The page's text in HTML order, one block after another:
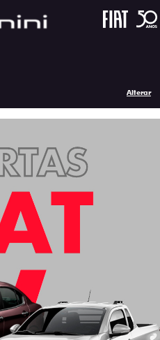
Alterar